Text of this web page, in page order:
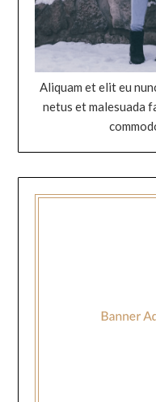
Aliquam et elit eu
netus et malesuada